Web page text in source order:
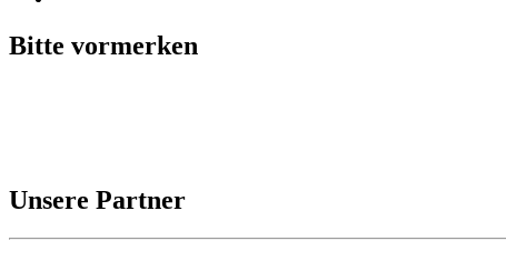
Bitte vormerken
Unsere Partner